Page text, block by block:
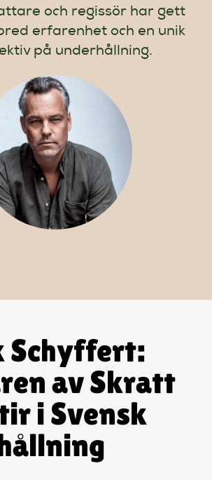
och regissör har gett
erfarenhet och en unik
på underhållning.
Schyffert:
av Skratt
i Svensk